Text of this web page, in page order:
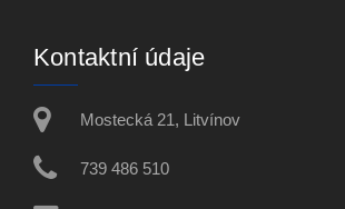
Kontaktní údaje
Mostecká 21, Litvínov
739 486 510